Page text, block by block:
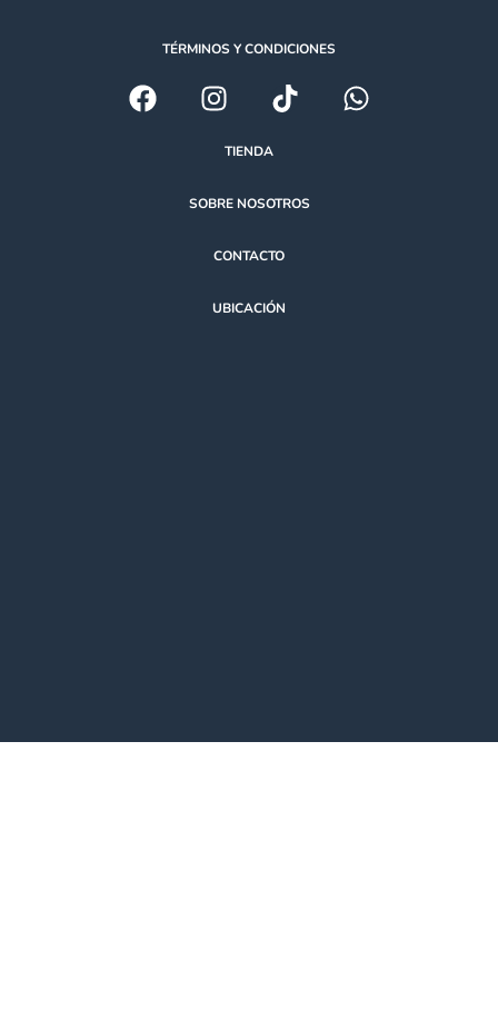
TÉRMINOS Y CONDICIONES
TIENDA
SOBRE NOSOTROS
CONTACTO
UBICACIÓN